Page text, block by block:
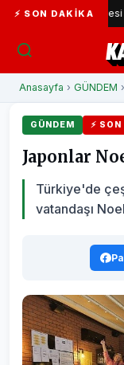
⚡ SON DAKIKA
Belediyesi SGK
Anasayfa › GÜNDEM
GÜNDEM ⚡
Japonlar
Türkiye'de
vatandaşı